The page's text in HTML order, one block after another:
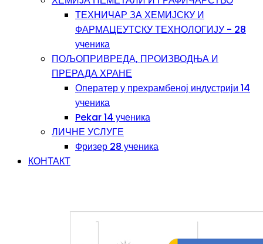
ТЕХНИЧАР ЗА ХЕМИЈСКУ И
ФАРМАЦЕУТСКУ ТЕХНОЛОГИЈУ - 28
ученика
ПОЉОПРИВРЕДА, ПРОИЗВОДЊА И
ПРЕРАДА ХРАНЕ
Оператер у прехрамбеној индустрији 14
ученика
Pekar 14 ученика
ЛИЧНЕ УСЛУГЕ
Фризер 28 ученика
КОНТАКТ